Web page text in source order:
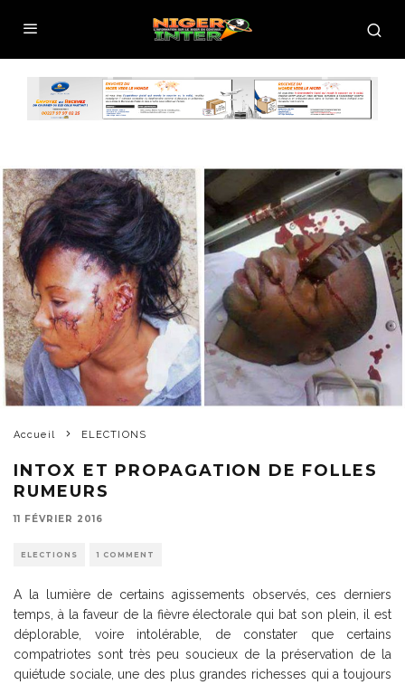
Accueil ELECTIONS
INTOX ET PROPAGATION DE FOLLES
RUMEURS
11 FÉVRIER 2016
ELECTIONS 1 COMMENT
A la lumière de certains agissements observés, ces derniers
temps, à la faveur de la fièvre électorale qui bat son plein, il est
déplorable, voire intolérable, de constater que certains
compatriotes sont très peu soucieux de la préservation de la
quiétude sociale, une des plus grandes richesses qui a toujours